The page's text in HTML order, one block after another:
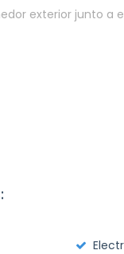
exterior junto a